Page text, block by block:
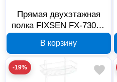
Прямая двухэтажная
полка FIXSEN FX-730-2,
В корзину
-19%